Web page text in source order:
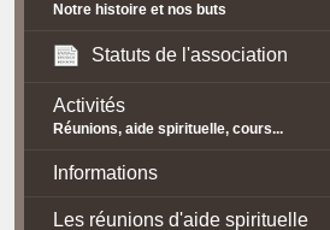
Notre histoire et nos buts
Statuts de l'association
Activités
Réunions, aide spirituelle, cours...
Informations
Les réunions d'aide spirituelle